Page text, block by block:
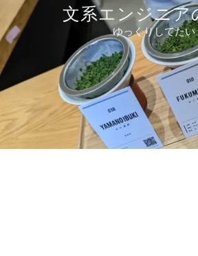
テ
ツ
へ
ス
ッ
プ
文系エンジニア
ゆっくりしてたい